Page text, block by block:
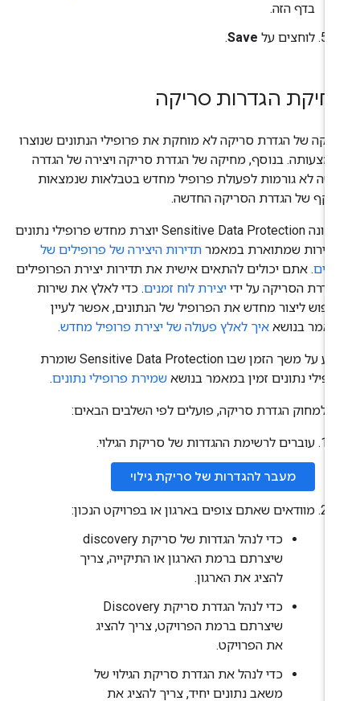
בדף הזה.
לוחצים עלSave
.
הגדרות סריקה
של הגדרת סריקה לא מוחקת את פרופילי הנתונים שנוצרו
בנוסף, מחיקה של הגדרת סריקה ויצירה של הגדרה
לא גורמות לפעולת פרופיל מחדש בטבלאות שנמצאות
של הגדרת הסריקה החדשה.
התכונה Sensitive Data Protection יוצרת מחדש פרופילי נתונים
שמתוארת במאמרתדירות היצירה של פרופילים של
. אתם יכולים להתאים אישית את תדירות יצירת הפרופילים
הסריקה על ידייצירת לוח זמנים. כדי לאלץ את שירות
ליצור מחדש את הפרופיל של הנתונים, אפשר לעיין
בנושאאיך לאלץ פעולה של יצירת פרופיל מחדש.
מידע על משך הזמן שבו Sensitive Data Protection שומרת
נתונים זמין במאמר בנושאשמירת פרופילי נתונים.
למחוק הגדרת סריקה, פועלים לפי השלבים הבאים:
עוברים לרשימת ההגדרות של סריקת הגילוי.
מעבר להגדרות של סריקת גילוי
מוודאים שאתם צופים בארגון או בפרויקט הנכון:
כדי לנהל הגדרות של סריקת discovery
שיצרתם ברמת הארגון או התיקייה, צריך
להציג את הארגון.
כדי לנהל הגדרת סריקת Discovery
שיצרתם ברמת הפרויקט, צריך להציג
את הפרויקט.
כדי לנהל את הגדרת סריקת הגילוי של
משאב נתונים יחיד, צריך להציג את